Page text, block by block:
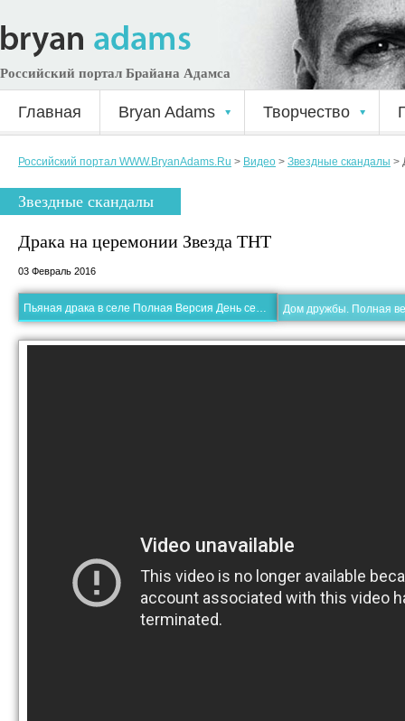
Российский портал Брайана Адамса
Главная Bryan Adams Творчество
Российский портал WWW.BryanAdams.Ru > Видео > Звездные скандалы >
Звездные скандалы
Драка на церемонии Звезда ТНТ
03 Февраль 2016
Пьяная драка в селе Полная Версия День села Drunk rural brawl. Дом дружбы. Полная